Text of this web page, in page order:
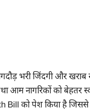
भरी जिंदगी और खराब
आम नागरिकों को बेहतर
को पेश किया है जिससे